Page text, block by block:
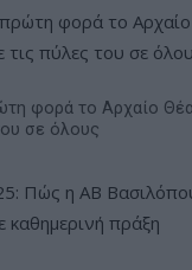
φορά το Αρχαίο
σε όλους